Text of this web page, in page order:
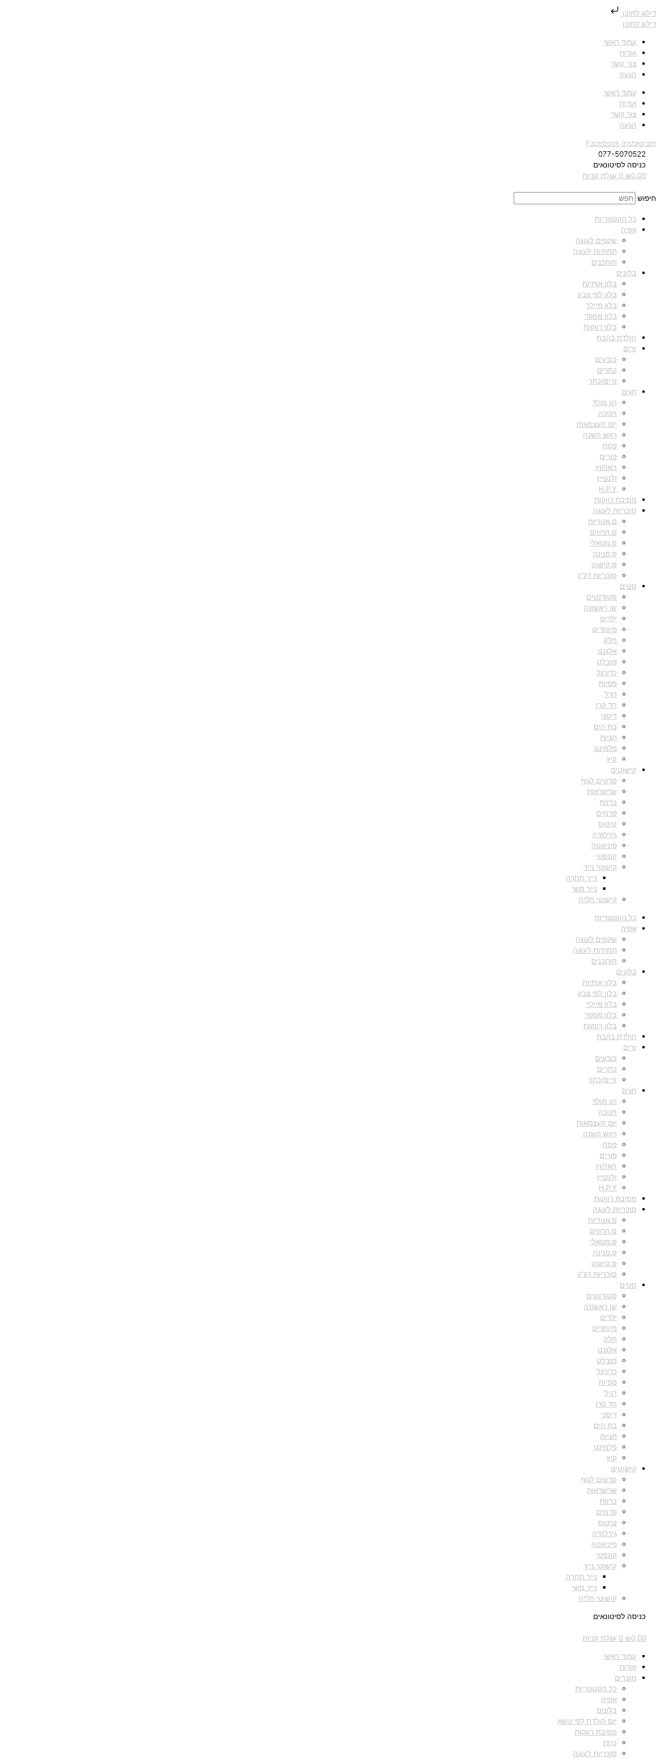
דילוג לתוכן
דילוג לתוכן
עמוד ראשי
אודות
צור קשר
הגעה
עמוד ראשי
אודות
צור קשר
הגעה
Facebook Instagram
077-5070522
כניסה לסיטונאים
₪0.00
0 עגלת קניות
חיפוש
כל הקטגוריות
אפיה
שקפים לעוגה
תחתיות לעוגה
חותכנים
בלונים
בלון אותיות
בלון לפי צבע
בלון מיילר
בלון מספר
בלון רווקות
הולדת בן/בת
זרים
כובעים
כתרים
זרים/כתר
חגים
חג מולד
חנוכה
יום העצמאות
ראש השנה
פסח
פורים
האלווין
ולנטיין
H.P.Y
מסיבת רווקות
סוכריות לעוגה
ס.אטריות
ס.חרוזים
ס.מטאלי
ס.פנינה
ס.קישוט
סוכריות 1ק"ג
סטים
סטודנטים
שן ראשונה
ילדים
מיוחדים
חלק
אלגנט
מובלט
כדורגל
מפיות
רגיל
חד קרן
דיסני
בת הים
תגיות
פלמינגו
קיץ
קישוטים
סרטים לגוף
שרשראות
כרזות
פרנזים
טיטוס
גירלנדה
פיניאטה
קונפטי
קישוטי נייר
נייר תחרה
נייר משי
קישוטי תליה
כל הקטגוריות
אפיה
שקפים לעוגה
תחתיות לעוגה
חותכנים
בלונים
בלון אותיות
בלון לפי צבע
בלון מיילר
בלון מספר
בלון רווקות
הולדת בן/בת
זרים
כובעים
כתרים
זרים/כתר
חגים
חג מולד
חנוכה
יום העצמאות
ראש השנה
פסח
פורים
האלווין
ולנטיין
H.P.Y
מסיבת רווקות
סוכריות לעוגה
ס.אטריות
ס.חרוזים
ס.מטאלי
ס.פנינה
ס.קישוט
סוכריות 1ק"ג
סטים
סטודנטים
שן ראשונה
ילדים
מיוחדים
חלק
אלגנט
מובלט
כדורגל
מפיות
רגיל
חד קרן
דיסני
בת הים
תגיות
פלמינגו
קיץ
קישוטים
סרטים לגוף
שרשראות
כרזות
פרנזים
טיטוס
גירלנדה
פיניאטה
קונפטי
קישוטי נייר
נייר תחרה
נייר משי
קישוטי תליה
כניסה לסיטונאים
₪0.00
0 עגלת קניות
עמוד ראשי
אודות
מוצרים
כל הקטגוריות
אפיה
בלונים
יום הולדת לפי נושא
מסיבת רווקות
נרות
סוכריות לעוגה